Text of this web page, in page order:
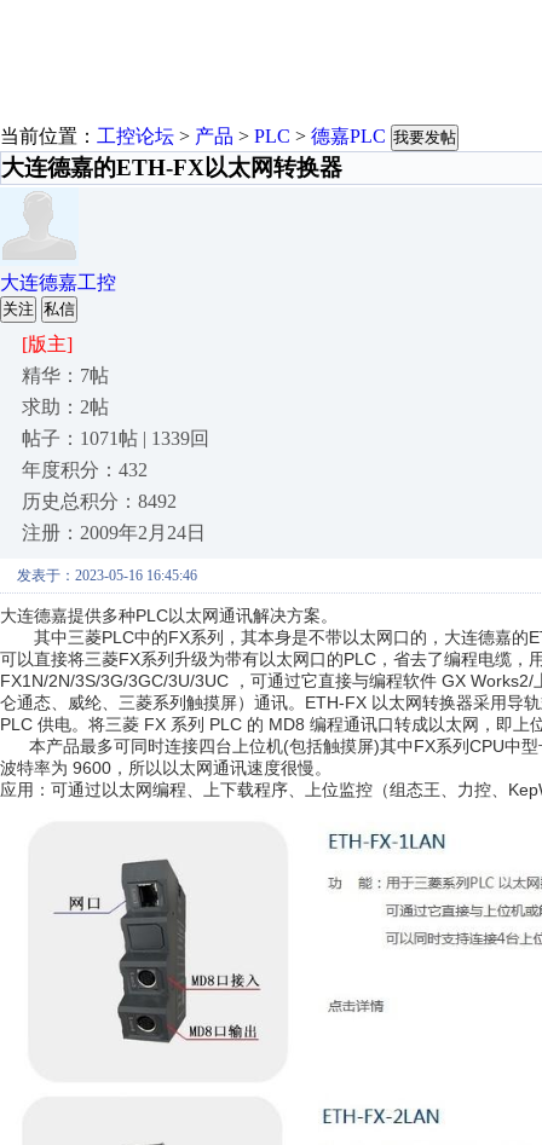
当前位置： 工控论坛 > 产品 > PLC > 德嘉PLC 我要发帖
大连德嘉的ETH-FX以太网转换器
大连德嘉工控
关注 私信
[版主]
精华：7帖
求助：2帖
帖子：1071帖 | 1339回
年度积分：432
历史总积分：8492
注册：2009年2月24日
发表于：2023-05-16 16:45:46
大连德嘉提供多种PLC以太网通讯解决方案。
其中三菱PLC中的FX系列，其本身是不带以太网口的，大连德嘉的
可以直接将三菱FX系列升级为带有以太网口的PLC，省去了编程电缆，
FX1N/2N/3S/3G/3GC/3U/3UC ，可通过它直接与编程软件 GX
仑通态、威纶、三菱系列触摸屏）通讯。ETH-FX 以太网转换器采用导
PLC 供电。将三菱 FX 系列 PLC 的 MD8 编程通讯口转成以太网，即上
本产品最多可同时连接四台上位机(包括触摸屏)其中FX系列CPU中
波特率为 9600，所以以太网通讯速度很慢。
应用：可通过以太网编程、上下载程序、上位监控（组态王、力控、